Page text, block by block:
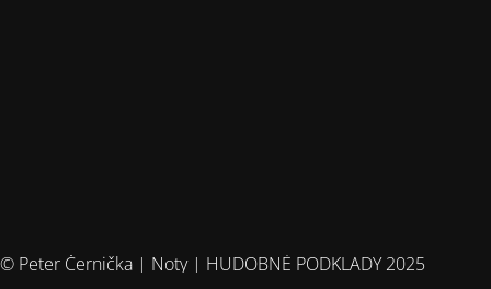
© Peter Černička | Noty | HUDOBNÉ PODKLADY 2025